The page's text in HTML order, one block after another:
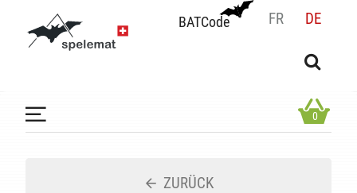
BATCode FR DE
BATCode
OK
0
ZURÜCK